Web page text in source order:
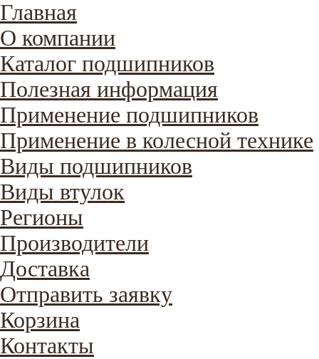
Главная
О компании
Каталог подшипников
Полезная информация
Применение подшипников
Применение в колесной технике
Виды подшипников
Виды втулок
Регионы
Производители
Доставка
Отправить заявку
Корзина
Контакты